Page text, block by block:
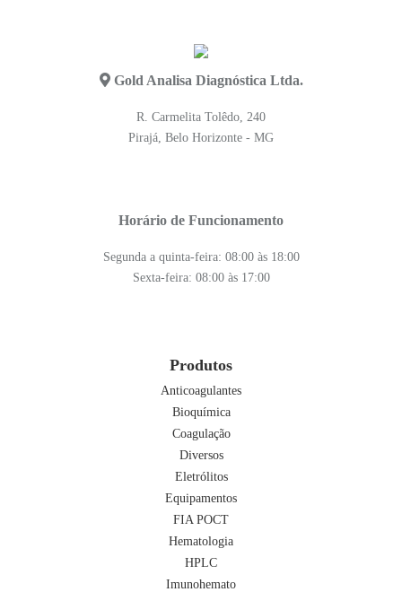
Gold Analisa Diagnóstica Ltda.
R. Carmelita Tolêdo, 240
Pirajá, Belo Horizonte - MG
Horário de Funcionamento
Segunda a quinta-feira: 08:00 às 18:00
Sexta-feira: 08:00 às 17:00
Produtos
Anticoagulantes
Bioquímica
Coagulação
Diversos
Eletrólitos
Equipamentos
FIA POCT
Hematologia
HPLC
Imunohemato